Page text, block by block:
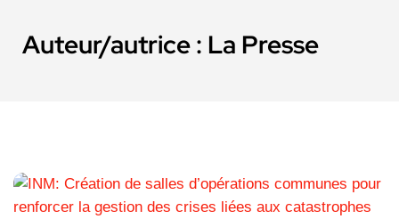
Auteur/autrice : La Presse